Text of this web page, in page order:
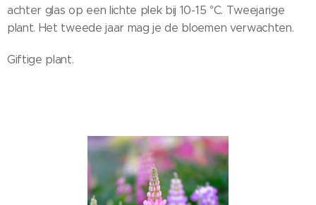
achter glas op een lichte plek bij 10-15 °C. Tweejarige
plant. Het tweede jaar mag je de bloemen verwachten.
Giftige plant.